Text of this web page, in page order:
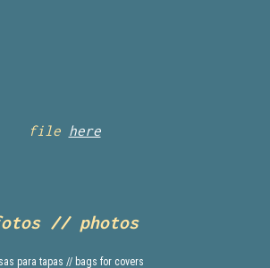
file here
// photos
tapas // cutting covers